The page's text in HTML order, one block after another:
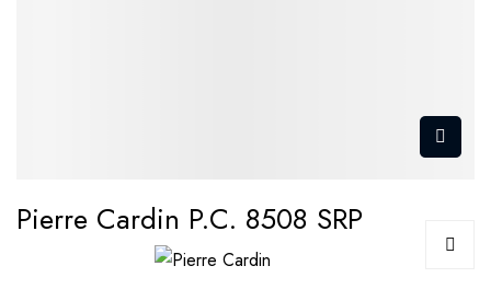
Pierre Cardin P.C. 8508 SRP